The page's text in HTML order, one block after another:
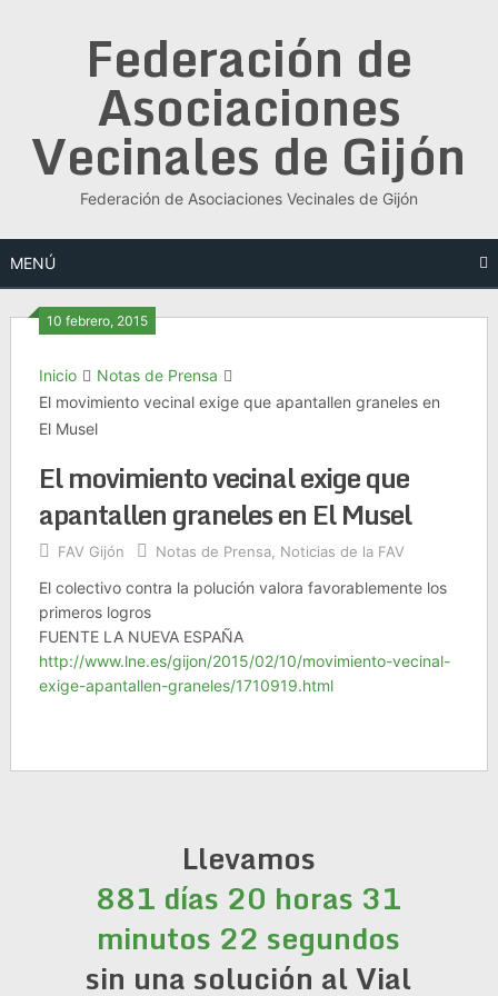
Federación de
Asociaciones
Vecinales de Gijón
Federación de Asociaciones Vecinales de Gijón
MENÚ
10 febrero, 2015
Inicio
Notas de Prensa
El movimiento vecinal exige que apantallen graneles en
El Musel
El movimiento vecinal exige que
apantallen graneles en El Musel
FAV Gijón Notas de Prensa, Noticias de la FAV
El colectivo contra la polución valora favorablemente los
primeros logros
FUENTE LA NUEVA ESPAÑA
http://www.lne.es/gijon/2015/02/10/movimiento-vecinal-
exige-apantallen-graneles/1710919.html
Llevamos
881 días 20 horas 31
minutos 22 segundos
sin una solución al Vial